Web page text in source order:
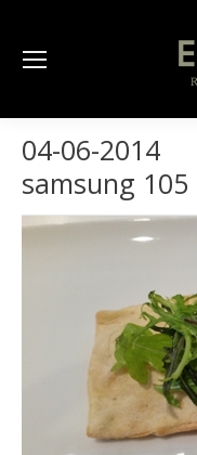
04-06-2014
samsung 105